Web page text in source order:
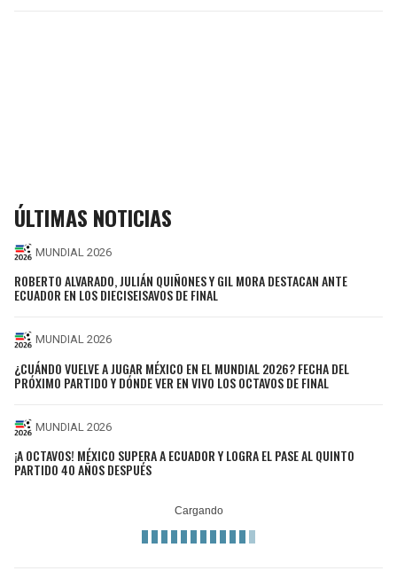
ÚLTIMAS NOTICIAS
MUNDIAL 2026
ROBERTO ALVARADO, JULIÁN QUIÑONES Y GIL MORA DESTACAN ANTE
ECUADOR EN LOS DIECISEISAVOS DE FINAL
MUNDIAL 2026
¿CUÁNDO VUELVE A JUGAR MÉXICO EN EL MUNDIAL 2026? FECHA DEL
PRÓXIMO PARTIDO Y DÓNDE VER EN VIVO LOS OCTAVOS DE FINAL
MUNDIAL 2026
¡A OCTAVOS! MÉXICO SUPERA A ECUADOR Y LOGRA EL PASE AL QUINTO
PARTIDO 40 AÑOS DESPUÉS